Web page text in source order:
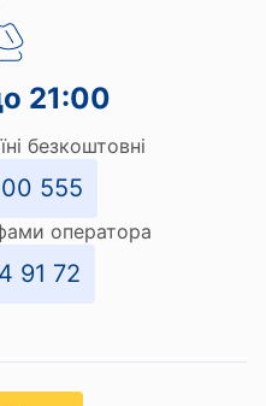
21:00
безкоштовні
555
оператора
91 72